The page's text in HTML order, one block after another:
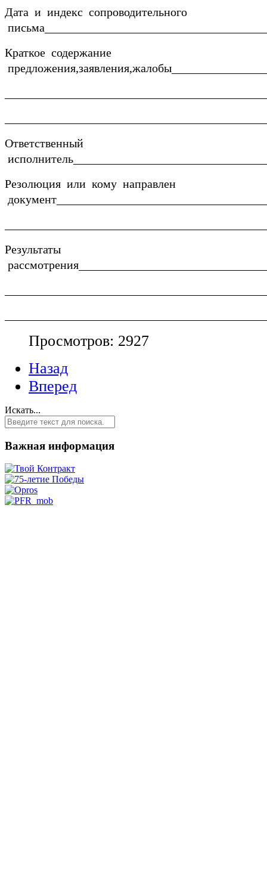
Дата и индекс сопроводительного
Краткое содержание
Ответственный
Резолюция или кому направлен
Результаты
Просмотров: 2927
Назад
Вперед
Искать...
Важная информация